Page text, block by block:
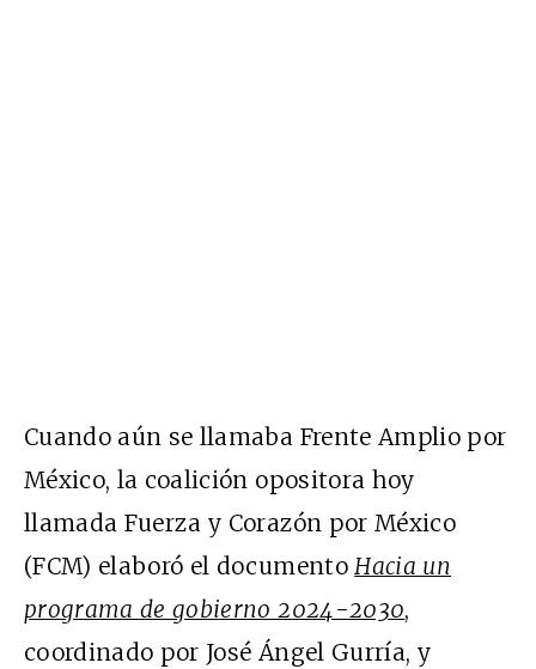
Cuando aún se llamaba Frente Amplio por
México, la coalición opositora hoy
llamada Fuerza y Corazón por México
(FCM) elaboró el documento Hacia un
programa de gobierno 2024-2030,
coordinado por José Ángel Gurría, y